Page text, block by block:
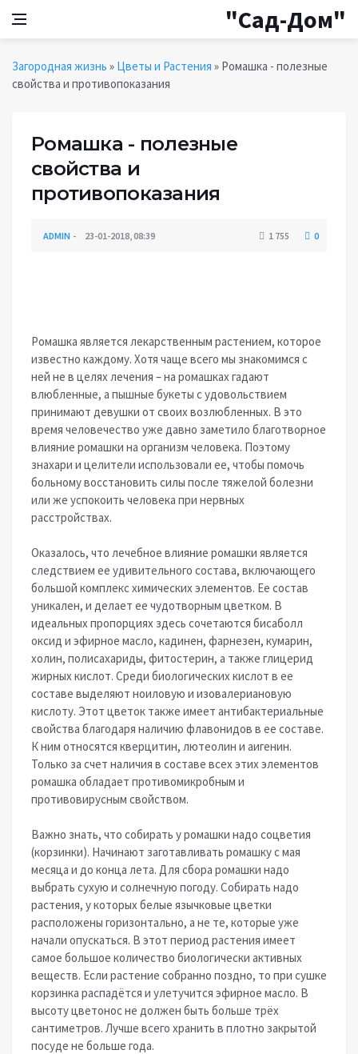
"Сад-Дом"
Загородная жизнь » Цветы и Растения » Ромашка - полезные
свойства и противопоказания
Ромашка - полезные
свойства и
противопоказания
ADMIN 23-01-2018, 08:39 1 755 0
Ромашка является лекарственным растением, которое
известно каждому. Хотя чаще всего мы знакомимся с
ней не в целях лечения – на ромашках гадают
влюбленные, а пышные букеты с удовольствием
принимают девушки от своих возлюбленных. В это
время человечество уже давно заметило благотворное
влияние ромашки на организм человека. Поэтому
знахари и целители использовали ее, чтобы помочь
больному восстановить силы после тяжелой болезни
или же успокоить человека при нервных
расстройствах.
Оказалось, что лечебное влияние ромашки является
следствием ее удивительного состава, включающего
большой комплекс химических элементов. Ее состав
уникален, и делает ее чудотворным цветком. В
идеальных пропорциях здесь сочетаются бисаболл
оксид и эфирное масло, кадинен, фарнезен, кумарин,
холин, полисахариды, фитостерин, а также глицерид
жирных кислот. Среди биологических кислот в ее
составе выделяют ноиловую и изовалериановую
кислоту. Этот цветок также имеет антибактериальные
свойства благодаря наличию флавонидов в ее составе.
К ним относятся кверцитин, лютеолин и аигенин.
Только за счет наличия в составе всех этих элементов
ромашка обладает противомикробным и
противовирусным свойством.
Важно знать, что собирать у ромашки надо соцветия
(корзинки). Начинают заготавливать ромашку с мая
месяца и до конца лета. Для сбора ромашки надо
выбрать сухую и солнечную погоду. Собирать надо
растения, у которых белые язычковые цветки
расположены горизонтально, а не те, которые уже
начали опускаться. В этот период растения имеет
самое большое количество биологически активных
веществ. Если растение собранно поздно, то при сушке
корзинка распадётся и улетучится эфирное масло. В
высоту цветонос не должен быть больше трёх
сантиметров. Лучше всего хранить в плотно закрытой
посуде не больше года.